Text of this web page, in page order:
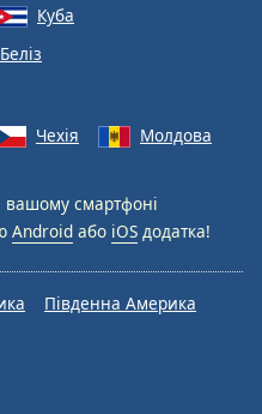
Куба
Беліз
Чехія Молдова
вашому смартфоні
Android або iOS додатка!
Південна Америка